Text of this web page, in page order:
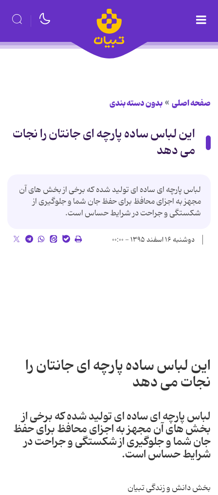
صفحه اصلی بدون دسته بندی
این لباس ساده پارچه ای جانتان را نجات
می دهد
لباس پارچه ای ساده ای تولید شده که برخی از بخش های آن
مجهز به اجزای محافظ برای حفظ جان شما و جلوگیری از
شکستگی و جراحت در شرایط حساس است.
دوشنبه ۱۶ اسفند ۱۳۹۵ - ۰۰:۰۰
این لباس ساده پارچه ای جانتان را
نجات می دهد
لباس پارچه ای ساده ای تولید شده که برخی از
بخش های آن مجهز به اجزای محافظ برای حفظ
جان شما و جلوگیری از شکستگی و جراحت در
شرایط حساس است.
بخش دانش و زندگی تبیان